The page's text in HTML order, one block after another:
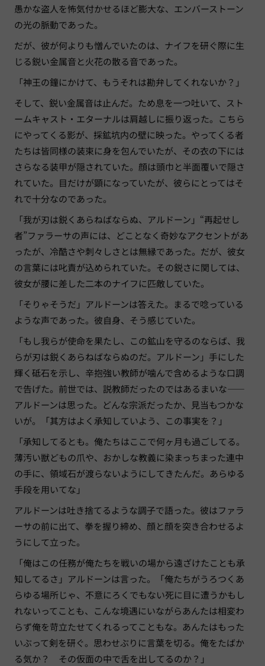
愚かな盗人を怖気付かせるほど膨大な、エンバーストーン
の光の脈動であった。
だが、彼が何よりも憎んでいたのは、ナイフを研ぐ際に生
じる鋭い金属音と火花の散る音であった。
「神王の鐘にかけて、もうそれは勘弁してくれないか？」
そして、鋭い金属音は止んだ。ため息を一つ吐いて、スト
ームキャスト・エターナルは肩越しに振り返った。こちら
にやってくる影が、採鉱坑内の壁に映った。やってくる者
たちは皆同様の装束に身を包んでいたが、その衣の下には
さらなる装甲が隠されていた。顔は頭巾と半面覆いで隠さ
れていた。目だけが顕になっていたが、彼らにとってはそ
れで十分なのであった。
「我が刃は鋭くあらねばならぬ、アルドーン」“再起せし
者”ファラーサの声には、どことなく奇妙なアクセントがあ
ったが、冷酷さや刺々しさとは無縁であった。だが、彼女
の言葉には叱責が込められていた。その鋭さに関しては、
彼女が腰に差した二本のナイフに匹敵していた。
「そりゃそうだ」アルドーンは答えた。まるで唸っている
ような声であった。彼自身、そう感じていた。
「もし我らが使命を果たし、この鉱山を守るのならば、我
らが刃は鋭くあらねばならぬのだ。アルドーン」手にした
輝く砥石を示し、辛抱強い教師が噛んで含めるような口調
で告げた。前世では、説教師だったのではあるまいな——
アルドーンは思った。どんな宗派だったか、見当もつかな
いが。「其方はよく承知していよう、この事実を？」
「承知してるとも。俺たちはここで何ヶ月も過ごしてる。
薄汚い獣どもの爪や、おかしな教義に染まっちまった連中
の手に、領域石が渡らないようにしてきたんだ。あらゆる
手段を用いてな」
アルドーンは吐き捨てるような調子で語った。彼はファラ
ーサの前に出て、拳を握り締め、顔と顔を突き合わせるよ
うにして立った。
「俺はこの任務が俺たちを戦いの場から遠ざけたことも承
知してるさ」アルドーンは言った。「俺たちがうろつくあ
らゆる場所じゃ、不意にろくでもない死に目に遭うかもし
れないってことも、こんな境遇にいながらあんたは相変わ
らず俺を苛立たせてくれるってこともな。あんたはもった
いぶって剣を研ぐ。思わせぶりに言葉を切る。俺をたばか
る気か？ その仮面の中で舌を出してるのか？」